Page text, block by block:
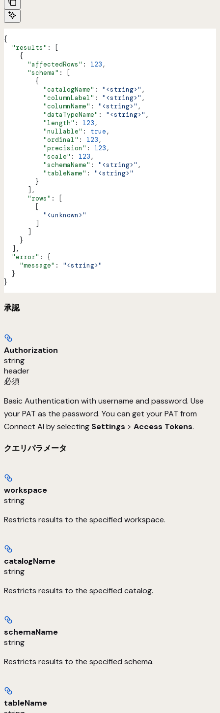
{
  "results"
: [
    {
      "affectedRows"
: 123,
      "schema"
: [
        {
          "catalogName"
: "<string>" ,
          "columnLabel"
: "<string>" ,
          "columnName"
: "<string>" ,
          "dataTypeName"
: "<string>" ,
          "length"
: 123,
          "nullable"
: true,
          "ordinal"
: 123,
          "precision"
: 123,
          "scale"
: 123,
          "schemaName"
: "<string>" ,
          "tableName"
: "<string>"
        }
      ],
      "rows"
: [
        [
          "<unknown>"
        ]
      ]
    }
  ],
  "error"
: {
    "message"
: "<string>"
  }
}
承認
Authorization
string
header
必須
Basic Authentication with username and password. Use
your PAT as the password. You can get your PAT from
Connect AI by selecting Settings > Access Tokens.
クエリパラメータ
workspace
string
Restricts results to the specified workspace.
catalogName
string
Restricts results to the specified catalog.
schemaName
string
Restricts results to the specified schema.
tableName